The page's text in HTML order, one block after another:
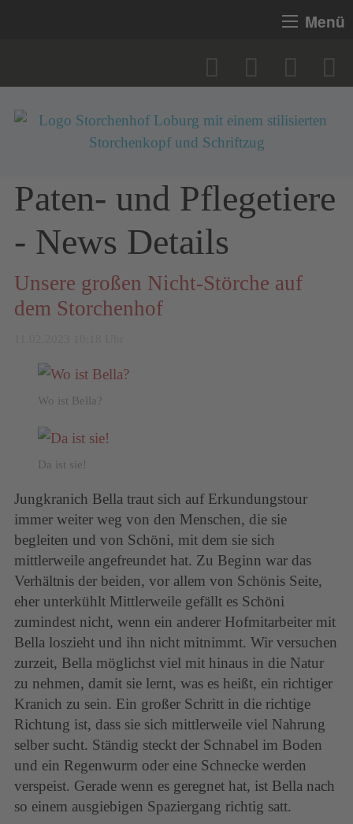
Menü
Paten- und Pflegetiere
- News Details
Unsere großen Nicht-Störche auf
dem Storchenhof
Wo ist Bella?
Da ist sie!
Jungkranich Bella traut sich auf Erkundungstour
immer weiter weg von den Menschen, die sie
begleiten und von Schöni, mit dem sie sich
mittlerweile angefreundet hat. Zu Beginn war das
Verhältnis der beiden, vor allem von Schönis Seite,
eher unterkühlt Mittlerweile gefällt es Schöni
zumindest nicht, wenn ein anderer Hofmitarbeiter mit
Bella loszieht und ihn nicht mitnimmt. Wir versuchen
zurzeit, Bella möglichst viel mit hinaus in die Natur
zu nehmen, damit sie lernt, was es heißt, ein richtiger
Kranich zu sein. Ein großer Schritt in die richtige
Richtung ist, dass sie sich mittlerweile viel Nahrung
selber sucht. Ständig steckt der Schnabel im Boden
und ein Regenwurm oder eine Schnecke werden
verspeist. Gerade wenn es geregnet hat, ist Bella nach
so einem ausgiebigen Spaziergang richtig satt.